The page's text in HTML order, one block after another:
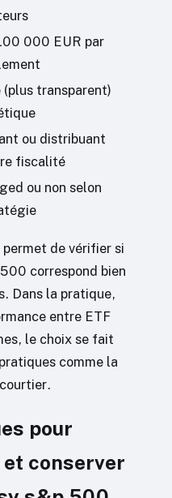
000 EUR par
(plus transparent)
ou distribuant
fiscalité
ou non selon
de vérifier si
correspond bien
Dans la pratique,
entre ETF
le choix se fait
comme la
pour
conserver